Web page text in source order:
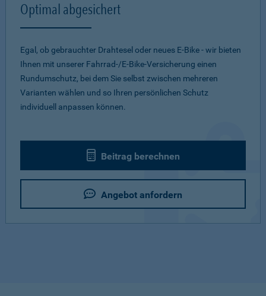
Optimal abgesichert
Egal, ob gebrauchter Drahtesel oder neues E-Bike - wir bieten
Ihnen mit unserer Fahrrad-/E-Bike-Versicherung einen
Rundumschutz, bei dem Sie selbst zwischen mehreren
Varianten wählen und so Ihren persönlichen Schutz
individuell anpassen können.
Beitrag berechnen
Angebot anfordern